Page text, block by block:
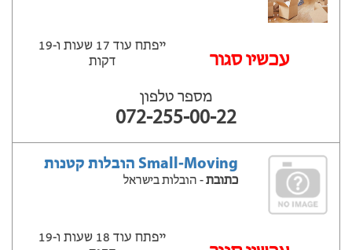
עכשיו סגור
ייפתח עוד 17 שעות ‫ו-19
דקות
מספר טלפון
072-255-00-22
Small-Moving הובלות קטנות
כתובת- הובלות בישראל
ייפתח עוד 18 שעות ‫ו-19